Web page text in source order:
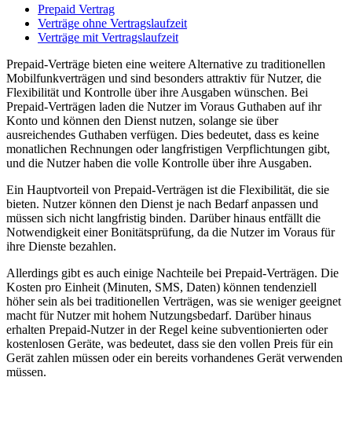
Prepaid Vertrag
Verträge ohne Vertragslaufzeit
Verträge mit Vertragslaufzeit
Prepaid-Verträge bieten eine weitere Alternative zu traditionellen
Mobilfunkverträgen und sind besonders attraktiv für Nutzer, die
Flexibilität und Kontrolle über ihre Ausgaben wünschen. Bei
Prepaid-Verträgen laden die Nutzer im Voraus Guthaben auf ihr
Konto und können den Dienst nutzen, solange sie über
ausreichendes Guthaben verfügen. Dies bedeutet, dass es keine
monatlichen Rechnungen oder langfristigen Verpflichtungen gibt,
und die Nutzer haben die volle Kontrolle über ihre Ausgaben.
Ein Hauptvorteil von Prepaid-Verträgen ist die Flexibilität, die sie
bieten. Nutzer können den Dienst je nach Bedarf anpassen und
müssen sich nicht langfristig binden. Darüber hinaus entfällt die
Notwendigkeit einer Bonitätsprüfung, da die Nutzer im Voraus für
ihre Dienste bezahlen.
Allerdings gibt es auch einige Nachteile bei Prepaid-Verträgen. Die
Kosten pro Einheit (Minuten, SMS, Daten) können tendenziell
höher sein als bei traditionellen Verträgen, was sie weniger geeignet
macht für Nutzer mit hohem Nutzungsbedarf. Darüber hinaus
erhalten Prepaid-Nutzer in der Regel keine subventionierten oder
kostenlosen Geräte, was bedeutet, dass sie den vollen Preis für ein
Gerät zahlen müssen oder ein bereits vorhandenes Gerät verwenden
müssen.